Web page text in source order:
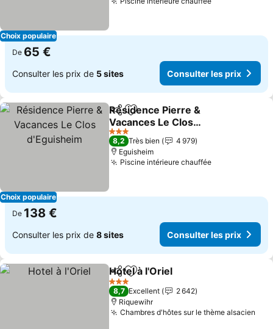
Choix populaire
Consulter
De 65 €
Consulter les prix de 5 sites Consulter les prix
Choix populaire
PartagerAjouter à mes favoris
Résidence Pierre &
Vacances Le Clos
d'Eguisheim
Consulter les prix
3 Étoiles
8,2 Très bien
4 979
Eguisheim
Piscine intérieure chaufféeConsulter
De 138 €
Consulter les prix de 8 sites Consulter les prix
PartagerAjouter à mes favoris
Hotel à l'Oriel
3 Étoiles
8,7 Excellent
2 642
Riquewihr
Chambres d'hôtes sur le thème alsacien